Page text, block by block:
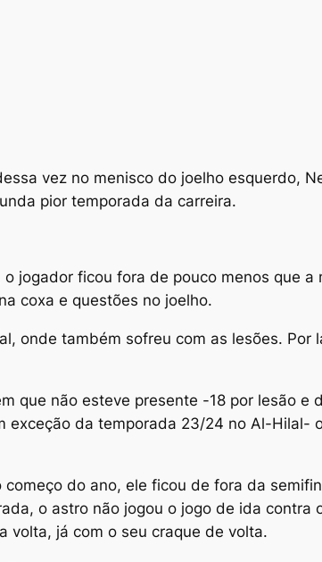
vez no menisco do joelho esquerdo,
pior temporada da carreira.
jogador ficou fora de pouco menos que
coxa e questões no joelho.
onde também sofreu com as lesões. Por
que não esteve presente -18 por lesão e
exceção da temporada 23/24 no Al-Hilal-
do ano, ele ficou de fora da
o astro não jogou o jogo de ida contra
volta, já com o seu craque de volta.